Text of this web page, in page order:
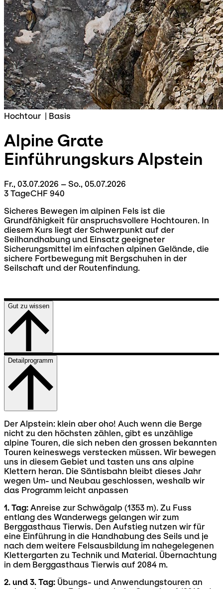
Hochtour | Basis
Alpine Grate
Einführungskurs Alpstein
Fr., 03.07.2026 – So., 05.07.2026
3 TageCHF 940
Sicheres Bewegen im alpinen Fels ist die
Grundfähigkeit für anspruchsvollere Hochtouren. In
diesem Kurs liegt der Schwerpunkt auf der
Seilhandhabung und Einsatz geeigneter
Sicherungsmittel im einfachen alpinen Gelände, die
sichere Fortbewegung mit Bergschuhen in der
Seilschaft und der Routenfindung.
Gut zu wissen
Detailprogramm
Der Alpstein: klein aber oho! Auch wenn die Berge
nicht zu den höchsten zählen, gibt es unzählige
alpine Touren, die sich neben den grossen bekannten
Touren keineswegs verstecken müssen. Wir bewegen
uns in diesem Gebiet und tasten uns ans alpine
Klettern heran. Die Säntisbahn bleibt dieses Jahr
wegen Um- und Neubau geschlossen, weshalb wir
das Programm leicht anpassen
1. Tag: Anreise zur Schwägalp (1353 m). Zu Fuss
entlang des Wanderwegs gelangen wir zum
Berggasthaus Tierwis. Den Aufstieg nutzen wir für
eine Einführung in die Handhabung des Seils und je
nach dem weitere Felsausbildung im nahegelegenen
Klettergarten zu Technik und Material. Übernachtung
in dem Berggasthaus Tierwis auf 2084 m.
2. und 3. Tag: Übungs- und Anwendungstouren an